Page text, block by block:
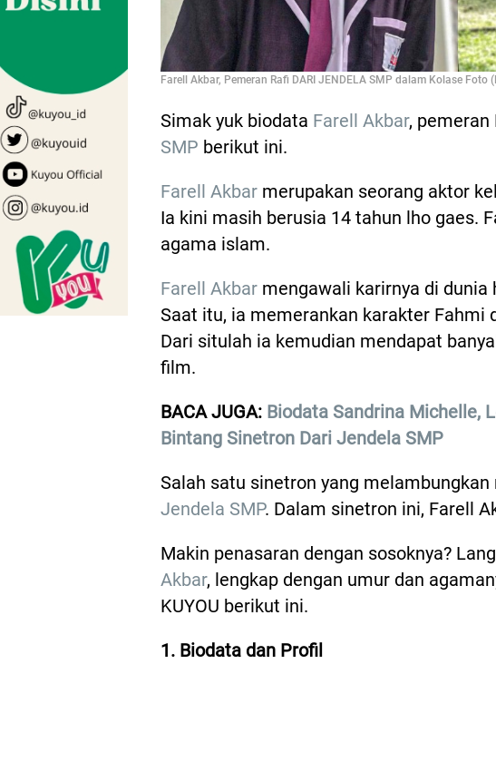
Farell Akbar, Pemeran Rafi DARI JENDELA SMP dalam Kolase
Simak yuk biodata Farell Akbar, pemeran
SMP berikut ini.
Farell Akbar merupakan seorang aktor
Ia kini masih berusia 14 tahun lho gaes.
agama islam.
Farell Akbar mengawali karirnya di dunia
Saat itu, ia memerankan karakter Fahmi
Dari situlah ia kemudian mendapat
film.
BACA JUGA: Biodata Sandrina Michelle,
Bintang Sinetron Dari Jendela SMP
Salah satu sinetron yang
Jendela SMP. Dalam sinetron ini, Farell
Makin penasaran dengan sosoknya?
Akbar, lengkap dengan umur dan
KUYOU berikut ini.
1. Biodata dan Profil